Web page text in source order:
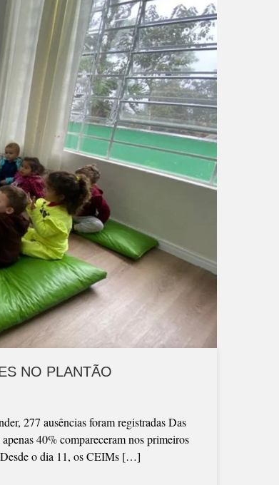
NO PLANTÃO
277 ausências foram registradas Das
40% compareceram nos primeiros
Desde o dia 11, os CEIMs […]